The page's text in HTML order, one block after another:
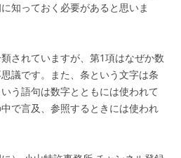
知っておく必要があると思いま
されていますが、第1項はなぜか数
議です。また、条という文字は条
う語句は数字とともには使われて
で言及、参照するときには使われ